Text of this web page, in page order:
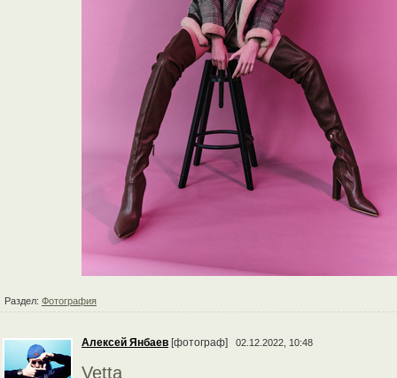
Раздел: Фотография
Алексей Янбаев [фотограф] 02.12.2022, 10:48
Vetta